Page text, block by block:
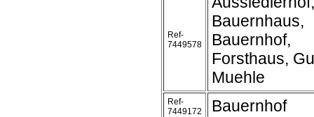
Ref-
7449578
Bauernhaus,
Bauernhof,
Forsthaus,
Muehle
Ref-
7449172
Bauernhof